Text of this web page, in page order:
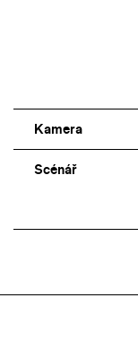
Kamera
Scénář